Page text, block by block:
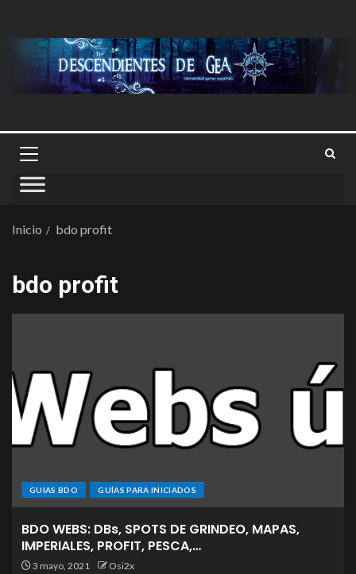
Inicio bdo profit
bdo profit
GUIAS BDO GUÍAS PARA INICIADOS
BDO WEBS: DBs, SPOTS DE GRINDEO, MAPAS,
IMPERIALES, PROFIT, PESCA,…
3 mayo, 2021 Osi2x